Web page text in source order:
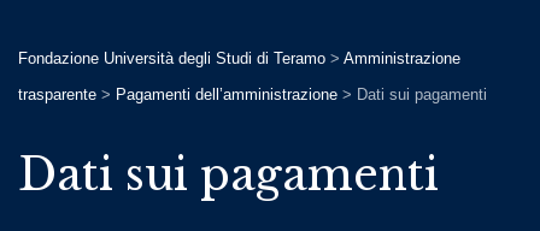
Fondazione Università degli Studi di Teramo > Amministrazione
trasparente > Pagamenti dell’amministrazione > Dati sui pagamenti
Dati sui pagamenti